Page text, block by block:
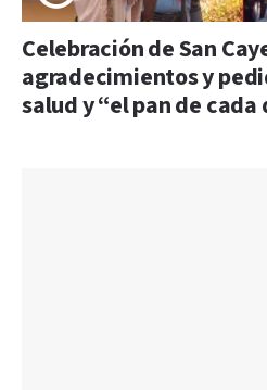
Celebración de San
agradecimientos y
salud y “el pan de cada